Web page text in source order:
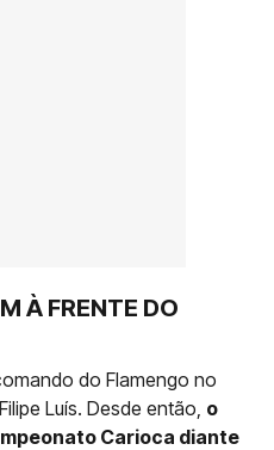
À FRENTE DO
do Flamengo no
Luís. Desde então, o
Carioca diante